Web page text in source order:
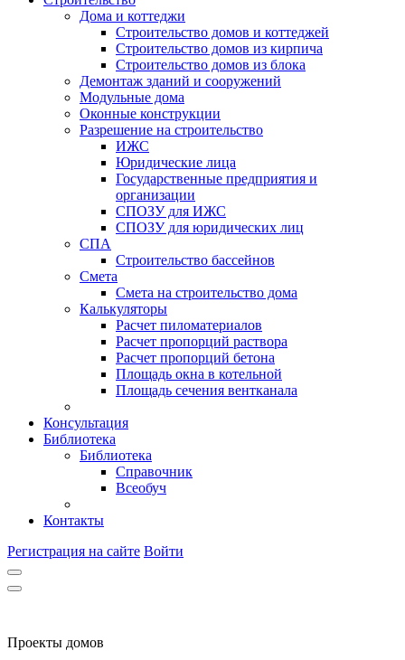
Дома и коттеджи
Строительство домов и коттеджей
Строительство домов из кирпича
Строительство домов из блока
Демонтаж зданий и сооружений
Модульные дома
Оконные конструкции
Разрешение на строительство
ИЖС
Юридические лица
Государственные предприятия и
организации
СПОЗУ для ИЖС
СПОЗУ для юридических лиц
СПА
Строительство бассейнов
Смета
Смета на строительство дома
Калькуляторы
Расчет пиломатериалов
Расчет пропорций раствора
Расчет пропорций бетона
Площадь окна в котельной
Площадь сечения вентканала
Консультация
Библиотека
Библиотека
Справочник
Всеобуч
Контакты
Регистрация на сайте Войти
Проекты домов